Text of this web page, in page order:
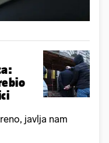
javlja nam